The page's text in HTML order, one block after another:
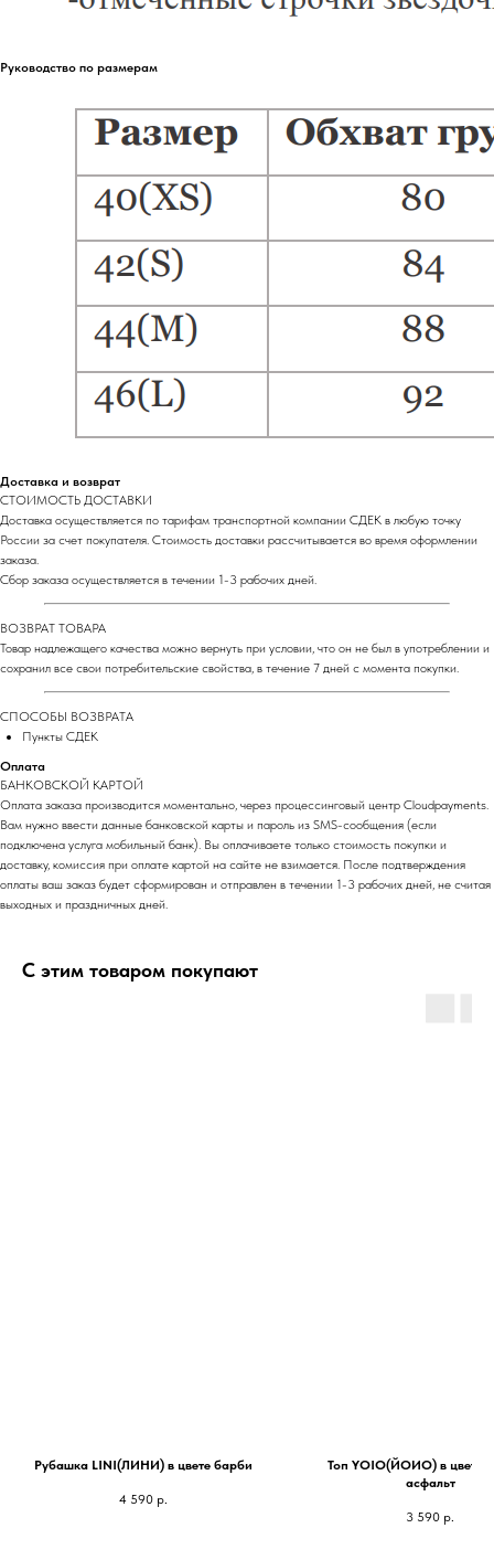
Руководство по размерам
Доставка и возврат
СТОИМОСТЬ ДОСТАВКИ
Доставка осуществляется по тарифам транспортной компании СДЕК в любую точку
России за счет покупателя. Стоимость доставки рассчитывается во время оформлении
заказа.
Сбор заказа осуществляется в течении 1-3 рабочих дней.
ВОЗВРАТ ТОВАРА
Товар надлежащего качества можно вернуть при условии, что он не был в употреблении и
сохранил все свои потребительские свойства, в течение 7 дней с момента покупки.
СПОСОБЫ ВОЗВРАТА
Пункты СДЕК
Оплата
БАНКОВСКОЙ КАРТОЙ
Оплата заказа производится моментально, через процессинговый центр Cloudpayments.
Вам нужно ввести данные банковской карты и пароль из SMS-сообщения (если
подключена услуга мобильный банк). Вы оплачиваете только стоимость покупки и
доставку, комиссия при оплате картой на сайте не взимается. После подтверждения
оплаты ваш заказ будет сформирован и отправлен в течении 1-3 рабочих дней, не считая
выходных и праздничных дней.
С этим товаром покупают
Рубашка LINI(ЛИНИ) в цвете барби
4 590 р.
Топ YOIO(ЙОИО) в цвете
асфальт
3 590 р.